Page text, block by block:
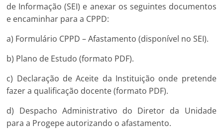
de Informação (SEI) e anexar os seguintes documentos
e encaminhar para a CPPD:
a) Formulário CPPD – Afastamento (disponível no SEI).
b) Plano de Estudo (formato PDF).
c) Declaração de Aceite da Instituição onde pretende
fazer a qualificação docente (formato PDF).
d) Despacho Administrativo do Diretor da Unidade
para a Progepe autorizando o afastamento.